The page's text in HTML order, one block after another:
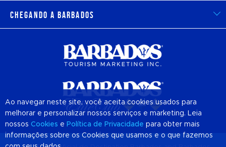
Chegando a Barbados
Ao navegar neste site, você aceita cookies usados para
melhorar e personalizar nossos serviços e marketing. Leia
nossos Cookies e Política de Privacidade para obter mais
informações sobre os Cookies que usamos e o que fazemos